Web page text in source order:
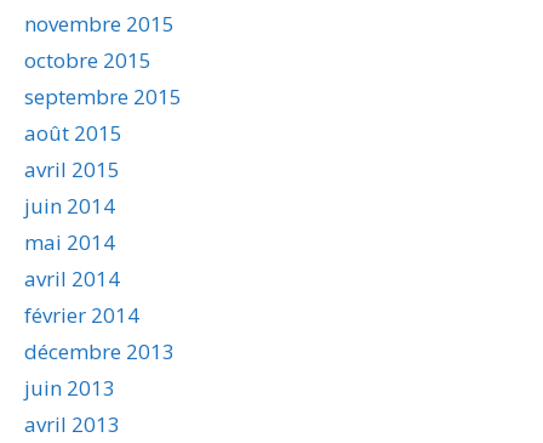
novembre 2015
octobre 2015
septembre 2015
août 2015
avril 2015
juin 2014
mai 2014
avril 2014
février 2014
décembre 2013
juin 2013
avril 2013